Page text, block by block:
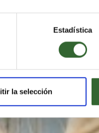
Estadística
la selección
2025